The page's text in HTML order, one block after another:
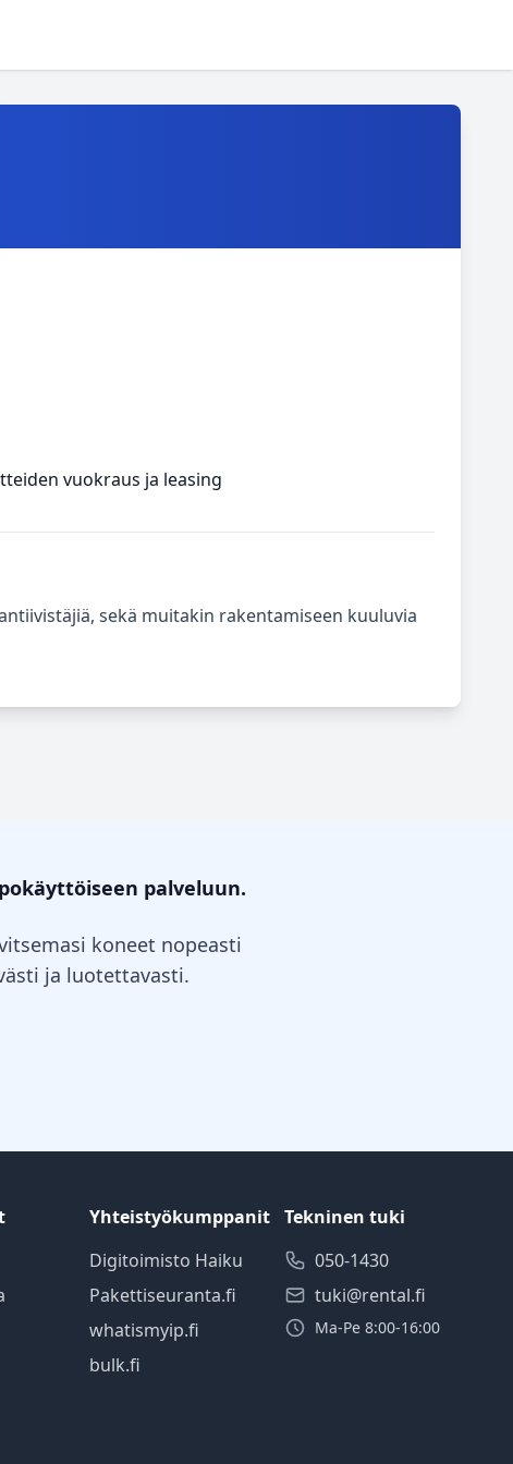
vuokraus ja leasing
sekä muitakin rakentamiseen kuuluvia
palveluun.
koneet nopeasti
ja luotettavasti.
Yhteistyökumppanit
Digitoimisto Haiku
Pakettiseuranta.fi
whatismyip.fi
bulk.fi
Tekninen tuki
050-1430
tuki@rental.fi
Ma-Pe 8:00-16:00